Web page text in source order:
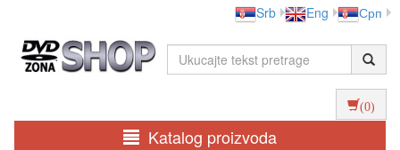
Srb Eng Срп
(0)
Katalog proizvoda